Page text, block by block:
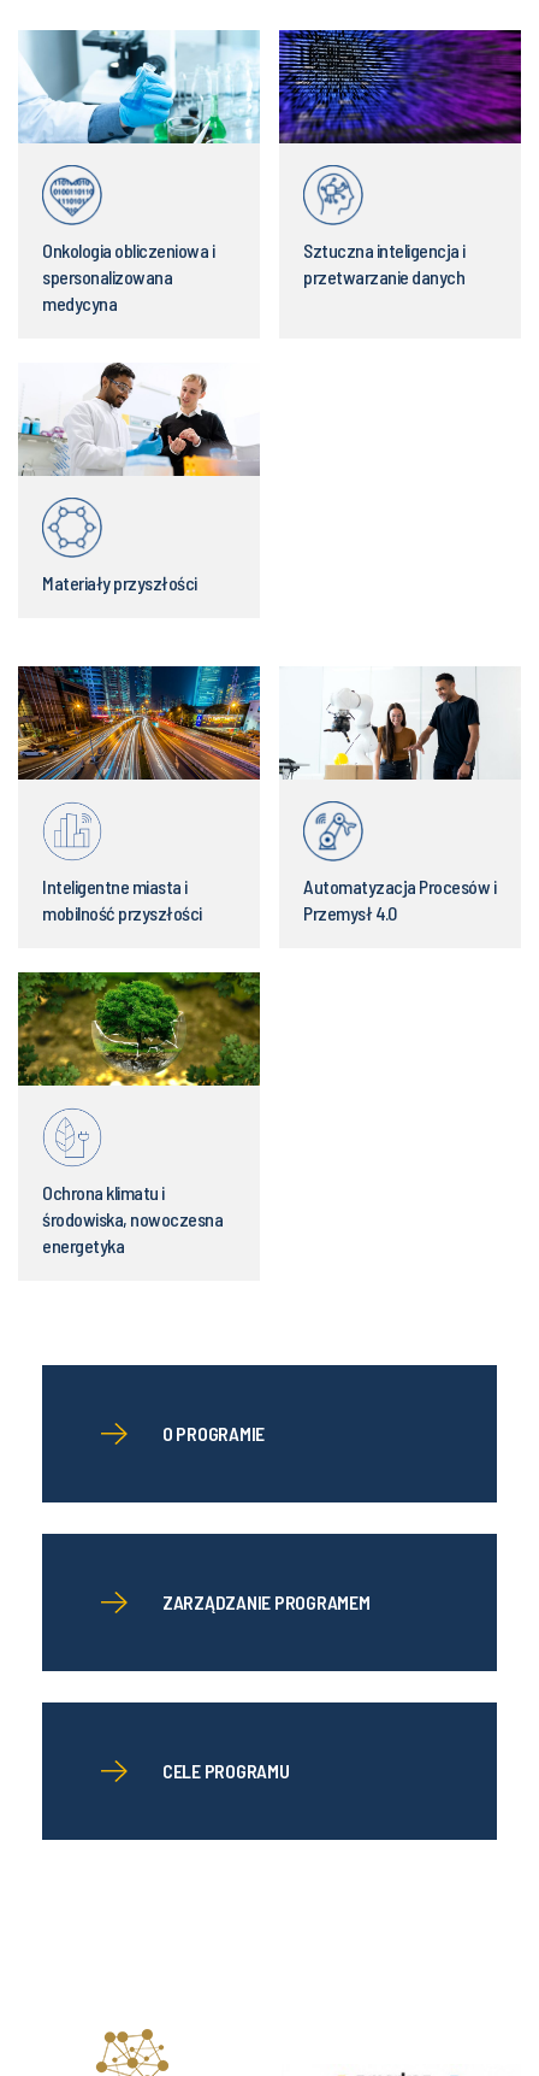
Onkologia obliczeniowa i
spersonalizowana
medycyna
Sztuczna inteligencja i
przetwarzanie danych
Materiały przyszłości
Inteligentne miasta i
mobilność przyszłości
Automatyzacja Procesów i
Przemysł 4.0
Ochrona klimatu i
środowiska, nowoczesna
energetyka
O PROGRAMIE
ZARZĄDZANIE PROGRAMEM
CELE PROGRAMU